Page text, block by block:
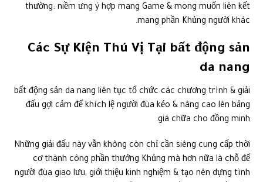
thường: niềm ưng ý hợp mang Game & mong muốn liên kết
mang phần Khủng người khác.
Các Sự Kiện Thú Vị Tại bất động sản
da nang
bất động sản da nang liên tục tổ chức các chương trình & giải
đấu gợi cảm để khích lệ người đùa kéo & nâng cao lên bảng
giá chữa cho đồng minh.
Những giải đấu này vẫn không còn chỉ cần siêng cung cấp thời
cơ thành công phần thưởng Khủng mà hơn nữa là chỗ để
người đùa giao lưu, giới thiệu kinh nghiệm & tạo nên dựng tình